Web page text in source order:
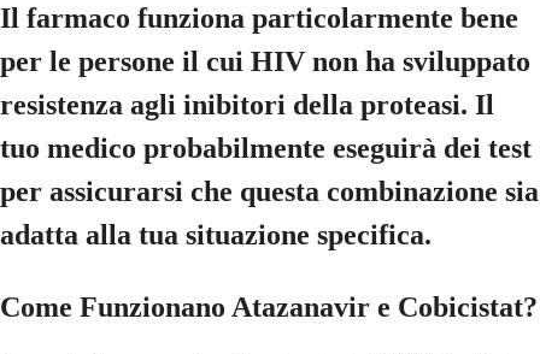
Il farmaco funziona particolarmente bene
per le persone il cui HIV non ha sviluppato
resistenza agli inibitori della proteasi. Il
tuo medico probabilmente eseguirà dei test
per assicurarsi che questa combinazione sia
adatta alla tua situazione specifica.
Come Funzionano Atazanavir e Cobicistat?